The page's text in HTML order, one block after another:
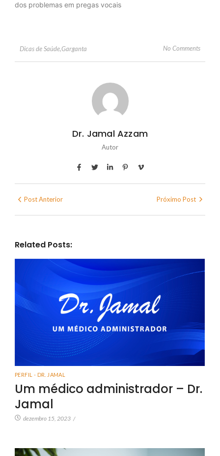
dos problemas em pregas vocais
Dicas de Saúde,Garganta No Comments
Dr. Jamal Azzam
Autor
Post Anterior Próximo Post
Related Posts:
PERFIL - DR. JAMAL
Um médico administrador – Dr.
Jamal
dezembro 15, 2023 /